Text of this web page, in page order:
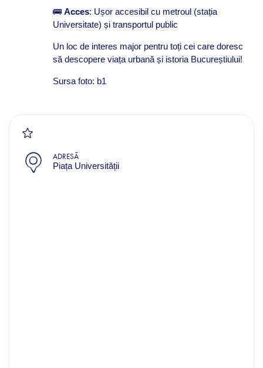
🚌 Acces: Ușor accesibil cu metroul (stația
Universitate) și transportul public
Un loc de interes major pentru toți cei care doresc
să descopere viața urbană și istoria Bucureștiului!
Sursa foto: b1
ADRESĂ
Piața Universității